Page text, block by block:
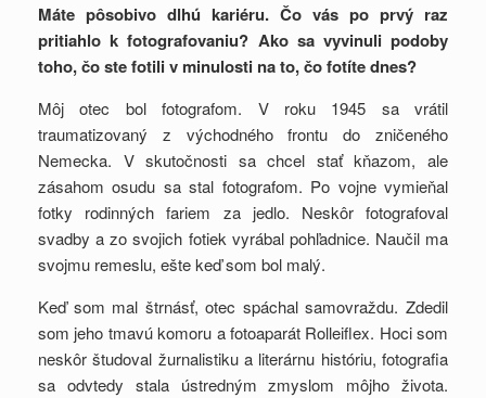
Máte pôsobivo dlhú kariéru. Čo vás po prvý raz
pritiahlo k fotografovaniu? Ako sa vyvinuli podoby
toho, čo ste fotili v minulosti na to, čo fotíte dnes?
Môj otec bol fotografom. V roku 1945 sa vrátil
traumatizovaný z východného frontu do zničeného
Nemecka. V skutočnosti sa chcel stať kňazom, ale
zásahom osudu sa stal fotografom. Po vojne vymieňal
fotky rodinných fariem za jedlo. Neskôr fotografoval
svadby a zo svojich fotiek vyrábal pohľadnice. Naučil ma
svojmu remeslu, ešte keď som bol malý.
Keď som mal štrnásť, otec spáchal samovraždu. Zdedil
som jeho tmavú komoru a fotoaparát Rolleiflex. Hoci som
neskôr študoval žurnalistiku a literárnu históriu, fotografia
sa odvtedy stala ústredným zmyslom môjho života.